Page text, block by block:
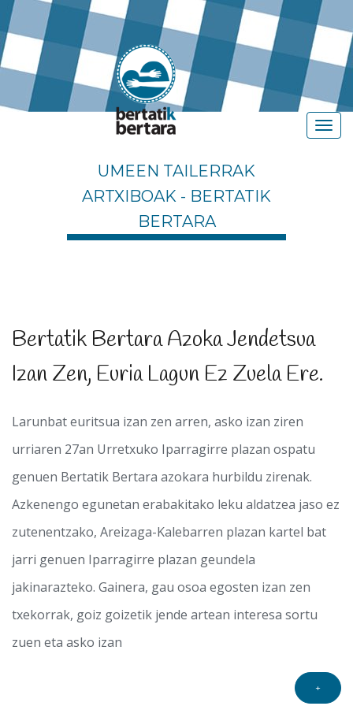
UMEEN TAILERRAK
ARTXIBOAK - BERTATIK
BERTARA
Bertatik Bertara Azoka Jendetsua
Izan Zen, Euria Lagun Ez Zuela Ere.
Larunbat euritsua izan zen arren, asko izan ziren
urriaren 27an Urretxuko Iparragirre plazan ospatu
genuen Bertatik Bertara azokara hurbildu zirenak.
Azkenengo egunetan erabakitako leku aldatzea jaso ez
zutenentzako, Areizaga-Kalebarren plazan kartel bat
jarri genuen Iparragirre plazan geundela
jakinarazteko. Gainera, gau osoa egosten izan zen
txekorrak, goiz goizetik jende artean interesa sortu
zuen eta asko izan
+